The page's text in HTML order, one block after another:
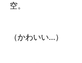
空。
（かわいい…）